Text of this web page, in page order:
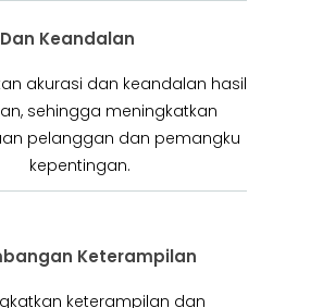
Keandalan
akurasi dan keandalan hasil
sehingga meningkatkan
pelanggan dan pemangku
kepentingan.
Keterampilan
keterampilan dan